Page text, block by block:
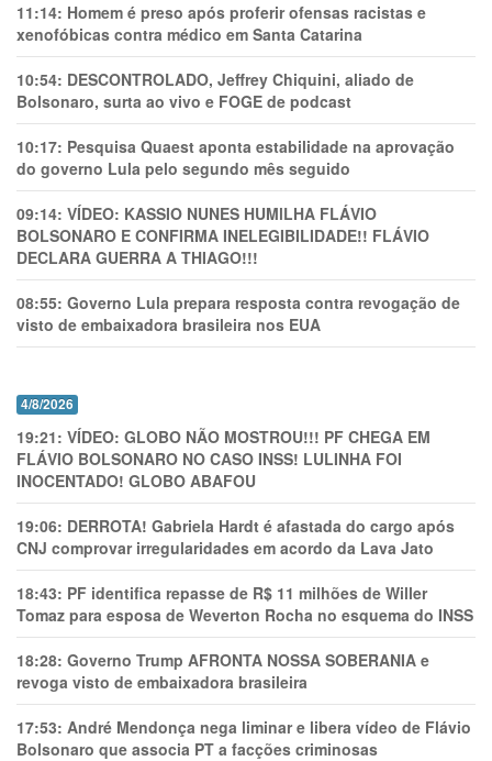
11:14: Homem é preso após proferir ofensas racistas e
xenofóbicas contra médico em Santa Catarina
10:54: DESCONTROLADO, Jeffrey Chiquini, aliado de
Bolsonaro, surta ao vivo e FOGE de podcast
10:17: Pesquisa Quaest aponta estabilidade na aprovação
do governo Lula pelo segundo mês seguido
09:14: VÍDEO: KASSIO NUNES HUMlLHA FLÁVIO
BOLSONARO E CONFIRMA INELEGIBILIDADE!! FLÁVIO
DECLARA GUERRA A THIAGO!!!
08:55: Governo Lula prepara resposta contra revogação de
visto de embaixadora brasileira nos EUA
4/8/2026
19:21: VÍDEO: GLOBO NÃO MOSTROU!!! PF CHEGA EM
FLÁVIO BOLSONARO NO CASO INSS! LULINHA FOI
INOCENTADO! GLOBO ABAFOU
19:06: DERROTA! Gabriela Hardt é afastada do cargo após
CNJ comprovar irregularidades em acordo da Lava Jato
18:43: PF identifica repasse de R$ 11 milhões de Willer
Tomaz para esposa de Weverton Rocha no esquema do INSS
18:28: Governo Trump AFRONTA NOSSA SOBERANIA e
revoga visto de embaixadora brasileira
17:53: André Mendonça nega liminar e libera vídeo de Flávio
Bolsonaro que associa PT a facções criminosas